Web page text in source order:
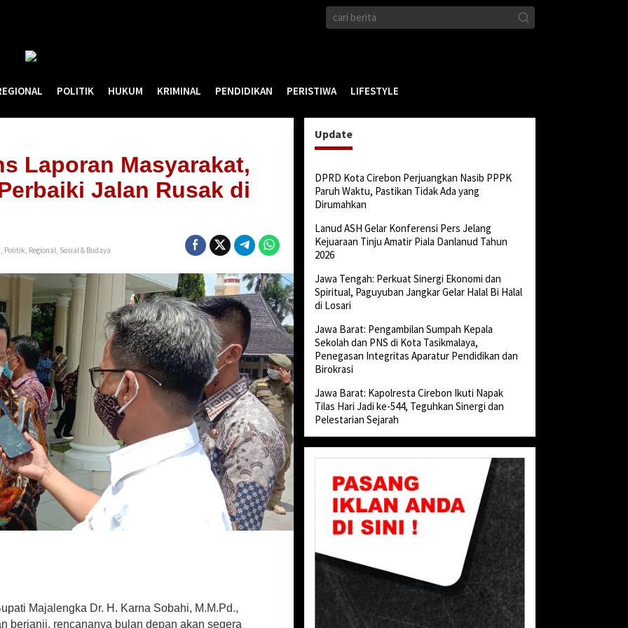
POLITIK HUKUM KRIMINAL PENDIDIKAN PERISTIWA LIFESTYLE
Laporan Masyarakat,
Jalan Rusak di
, Politik, Regional, Sosial & Budaya
Majalengka Dr. H. Karna Sobahi, M.M.Pd.,
berjanji, rencananya bulan depan akan segera
Update
DPRD Kota Cirebon Perjuangkan Nasib PPPK
Paruh Waktu, Pastikan Tidak Ada yang
Dirumahkan
Lanud ASH Gelar Konferensi Pers Jelang
Kejuaraan Tinju Amatir Piala Danlanud Tahun
2026
Jawa Tengah: Perkuat Sinergi Ekonomi dan
Spiritual, Paguyuban Jangkar Gelar Halal Bi Halal
di Losari
Jawa Barat: Pengambilan Sumpah Kepala
Sekolah dan PNS di Kota Tasikmalaya,
Penegasan Integritas Aparatur Pendidikan dan
Birokrasi
Jawa Barat: Kapolresta Cirebon Ikuti Napak
Tilas Hari Jadi ke-544, Teguhkan Sinergi dan
Pelestarian Sejarah